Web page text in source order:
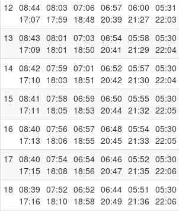
12 08:44
17:07
08:03
17:59
07:06
18:48
06:57
20:39
06:00
21:27
05:31
22:03
13 08:43
17:09
08:01
18:01
07:03
18:50
06:54
20:41
05:58
21:29
05:30
22:04
14 08:42
17:10
07:59
18:03
07:01
18:51
06:52
20:42
05:57
21:30
05:30
22:04
15 08:41
17:11
07:58
18:05
06:59
18:53
06:50
20:44
05:55
21:32
05:30
22:05
16 08:40
17:13
07:56
18:06
06:57
18:55
06:48
20:45
05:54
21:33
05:30
22:05
17 08:40
17:15
07:54
18:08
06:54
18:56
06:46
20:47
05:52
21:35
05:30
22:06
18 08:39
17:16
07:52
18:10
06:52
18:58
06:44
20:49
05:51
21:36
05:30
22:06